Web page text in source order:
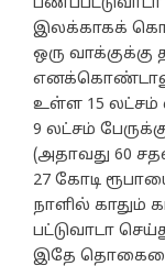
இலக்காகக்
ஒரு வாக்குக்கு
உள்ள 15 லட்சம்
9 லட்சம்
(அதாவது 60
27 கோடி
நாளில் காதும்
பட்டுவாடா
இதே